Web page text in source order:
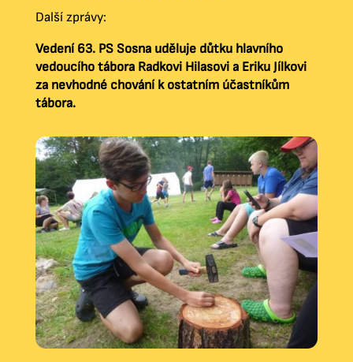
Další zprávy:
Vedení 63. PS Sosna uděluje důtku hlavního
vedoucího tábora Radkovi Hilasovi a Eriku Jílkovi
za nevhodné chování k ostatním účastníkům
tábora.